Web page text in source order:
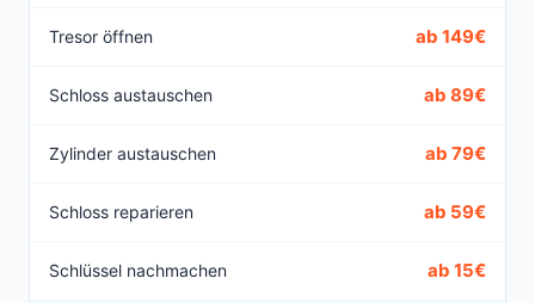
Tresor öffnen ab 149€
Schloss austauschen ab 89€
Zylinder austauschen ab 79€
Schloss reparieren ab 59€
Schlüssel nachmachen ab 15€